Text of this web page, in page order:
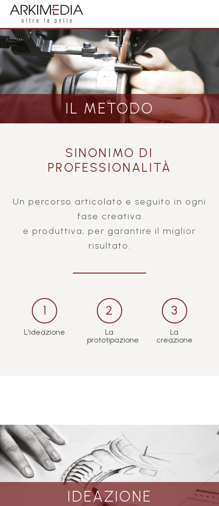
IL METODO
SINONIMO DI
PROFESSIONALITÀ
Un percorso articolato e seguito in ogni
fase creativa
e produttiva, per garantire il miglior
risultato.
1
L'ideazione
2
La
prototipazione
3
La
creazione
IDEAZIONE